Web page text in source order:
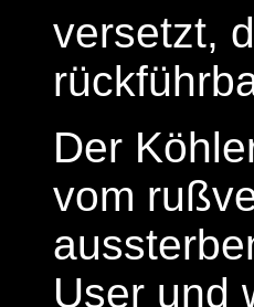
versetzt,
Der
vom
User und